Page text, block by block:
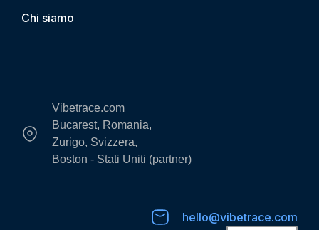
Chi siamo
Vibetrace.com
Bucarest, Romania,
Zurigo, Svizzera,
Boston - Stati Uniti (partner)
hello@vibetrace.com